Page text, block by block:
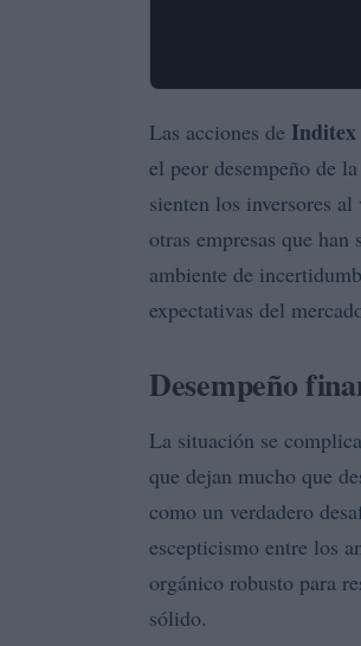
Las acciones de Inditex
el peor desempeño de
sienten los inversores
otras empresas que
ambiente de
expectativas del
Desempeño
La situación se
que dejan mucho que
como un verdadero
escepticismo entre los
orgánico robusto para
sólido.